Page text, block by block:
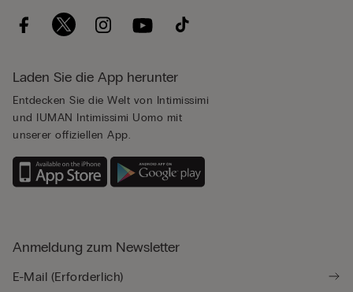
Laden Sie die App herunter
Entdecken Sie die Welt von Intimissimi
und IUMAN Intimissimi Uomo mit
unserer offiziellen App.
Anmeldung zum Newsletter